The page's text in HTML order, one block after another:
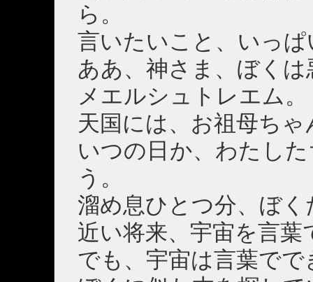
ら。
言いたいこと、いっ
ああ、神さま、ぼく
メエルシュトレエム。
天国には、お祖母ちゃ
いつの日か、わたし
う。
溜め息ひとつ分、ぼ
近い将来、宇宙を言
でも、宇宙は言葉で